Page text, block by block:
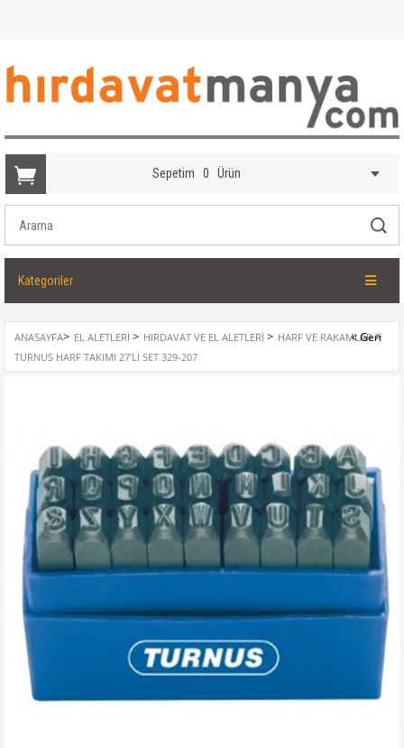
Sepetim 0 Ürün
Kategoriler
ANASAYFA> EL ALETLERI > HIRDAVAT VE EL ALETLERI > HARF VE RAKAMLAR>
TURNUS HARF TAKIMI 27'LI SET 329-207